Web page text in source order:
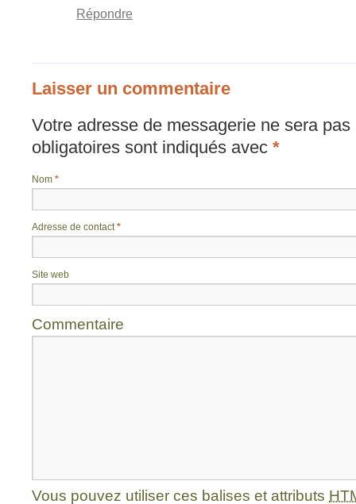
Répondre
Laisser un commentaire
Votre adresse de messagerie ne sera pas
obligatoires sont indiqués avec *
Nom *
Adresse de contact*
Site web
Commentaire
Vous pouvez utiliser ces balises et attributs